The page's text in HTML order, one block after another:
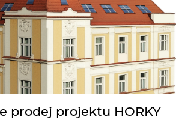
prodej projektu HORKY